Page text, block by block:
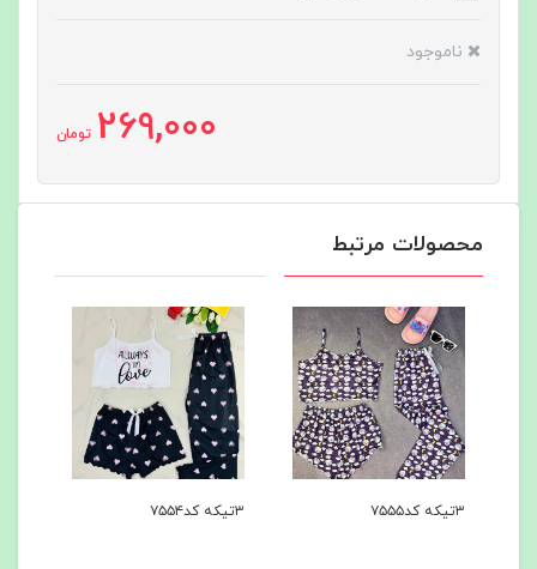
ناموجود
269,000 تومان
محصولات مرتبط
۳تیکه کد۷۵۵۴ ۳تیکه کد۷۵۵۳